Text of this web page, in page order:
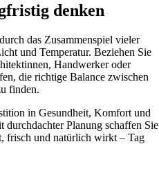
denken
das Zusammenspiel vieler
und Temperatur. Beziehen Sie
Handwerker oder
die richtige Balance zwischen
finden.
in Gesundheit, Komfort und
Planung schaffen Sie
frisch und natürlich wirkt – Tag